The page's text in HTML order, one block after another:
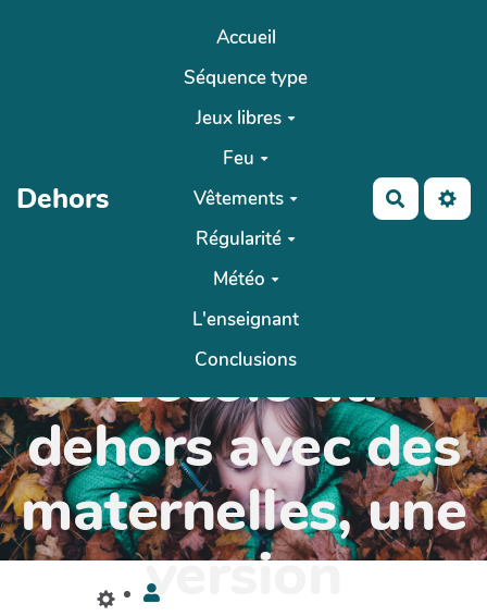
Aller au contenu principal
Dehors
Accueil
Séquence type
Jeux libres
Feu
Vêtements
Régularité
Météo
L'enseignant
Conclusions
L’école du
dehors avec des
maternelles, une
version